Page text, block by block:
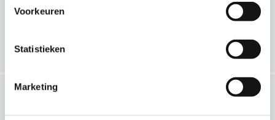
Voorkeuren
Statistieken
Marketing
Samen voor kind en gezin
Contact